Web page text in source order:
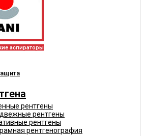
аспираторы
рентгены
рентгены
рентгены
рентгенография